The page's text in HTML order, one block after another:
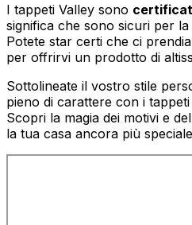
I tappeti Valley sono
significa che sono sicuri per la
Potete star certi che ci
per offrirvi un prodotto di
Sottolineate il vostro stile
pieno di carattere con i
Scopri la magia dei motivi e
la tua casa ancora più